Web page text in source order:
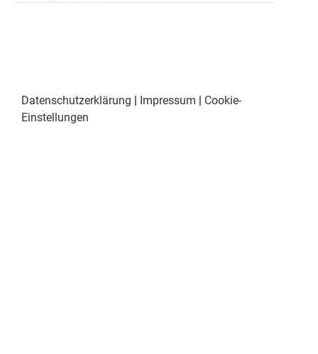
Datenschutzerklärung | Impressum | Cookie-
Einstellungen